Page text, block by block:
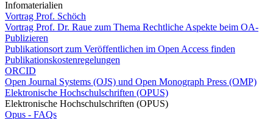
Infomaterialien
Vortrag Prof. Schöch
Vortrag Prof. Dr. Raue zum Thema Rechtliche Aspekte beim OA-
Publizieren
Publikationsort zum Veröffentlichen im Open Access finden
Publikationskostenregelungen
ORCID
Open Journal Systems (OJS) und Open Monograph Press (OMP)
Elektronische Hochschulschriften (OPUS)
Elektronische Hochschulschriften (OPUS)
Opus - FAQs